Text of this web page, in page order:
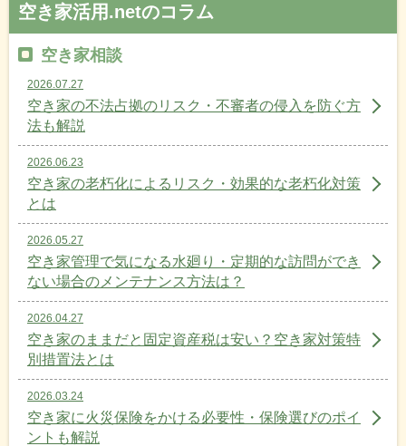
空き家活用.netのコラム
空き家相談
2026.07.27
空き家の不法占拠のリスク・不審者の侵入を防ぐ方
法も解説
2026.06.23
空き家の老朽化によるリスク・効果的な老朽化対策
とは
2026.05.27
空き家管理で気になる水廻り・定期的な訪問ができ
ない場合のメンテナンス方法は？
2026.04.27
空き家のままだと固定資産税は安い？空き家対策特
別措置法とは
2026.03.24
空き家に火災保険をかける必要性・保険選びのポイ
ントも解説